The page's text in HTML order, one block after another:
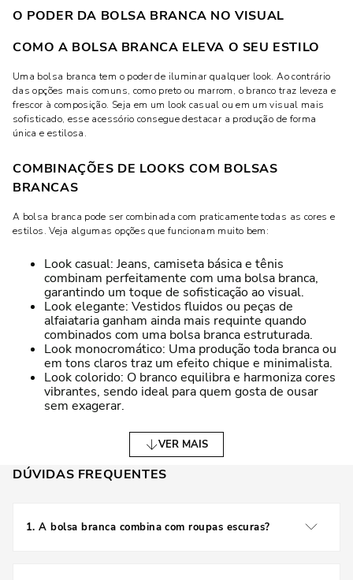
O PODER DA BOLSA BRANCA NO VISUAL
COMO A BOLSA BRANCA ELEVA O SEU ESTILO
Uma bolsa branca tem o poder de iluminar qualquer look. Ao contrário
das opções mais comuns, como preto ou marrom, o branco traz leveza e
frescor à composição. Seja em um look casual ou em um visual mais
sofisticado, esse acessório consegue destacar a produção de forma
única e estilosa.
COMBINAÇÕES DE LOOKS COM BOLSAS
BRANCAS
A bolsa branca pode ser combinada com praticamente todas as cores e
estilos. Veja algumas opções que funcionam muito bem:
Look casual: Jeans, camiseta básica e tênis
combinam perfeitamente com uma bolsa branca,
garantindo um toque de sofisticação ao visual.
Look elegante: Vestidos fluidos ou peças de
alfaiataria ganham ainda mais requinte quando
combinados com uma bolsa branca estruturada.
Look monocromático: Uma produção toda branca ou
em tons claros traz um efeito chique e minimalista.
Look colorido: O branco equilibra e harmoniza cores
vibrantes, sendo ideal para quem gosta de ousar
sem exagerar.
MODELOS DE BOLSAS BRANCAS PARA CADA
CLÁSSICAS E SOFISTICADAS
design clássico são a escolha certa. Modelos estruturados, com
VER MAIS
DÚVIDAS FREQUENTES
1.A bolsa branca combina com roupas escuras?